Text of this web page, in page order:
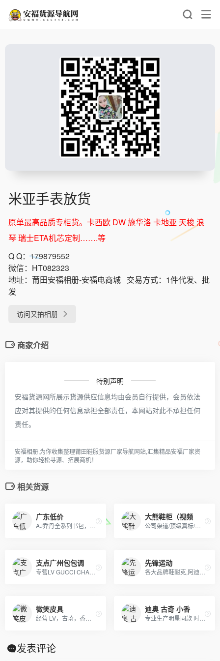
米亚手表放货
原单最高品质专柜货。卡西欧 DW 施华洛 卡地亚 天梭 浪
琴 瑞士ETA机芯定制…….等
Q Q：179879552
微信： HT082323
地址： 莆田安福相册-安福电商城 交易方式： 1件代发、批
发
访问又拍相册
商家介绍
特别声明
安福货源网所展示货源供应信息均由会员自行提供，会员依法
应对其提供的任何信息承担全部责任，本网站对此不承担任何
责任。
安福相册,为你收集整理莆田鞋服货源厂家导航网站,汇集精品安福厂家资
源，助你轻松寻源、拓展商机！
相关货源
广东低价 大熊鞋柜（视频
公司渠道/顶级真标/正品级货源（批发档口 支持一件代发）
支点广州包包调 先锋运动
微笑皮具 迪奥 古奇 小香
发表评论